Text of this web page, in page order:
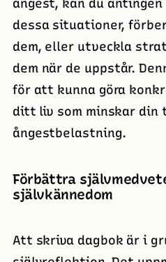
ångest, kan du
dessa situationer,
dem, eller utveckla
dem när de uppstår.
för att kunna göra
ditt liv som minskar din
ångestbelastning.
Förbättra
självkännedom
Att skriva dagbok är i